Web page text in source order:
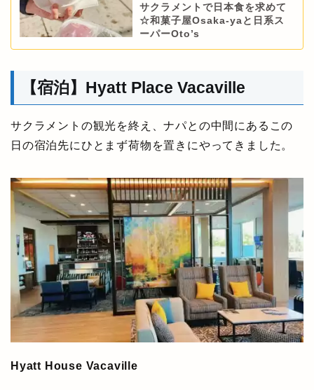
サクラメントで日本食を求めて
☆和菓子屋Osaka-yaと日系ス
ーパーOto’s
【宿泊】Hyatt Place Vacaville
サクラメントの観光を終え、ナパとの中間にあるこの
日の宿泊先にひとまず荷物を置きにやってきました。
Hyatt House Vacaville